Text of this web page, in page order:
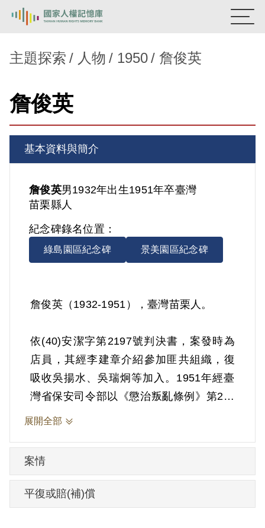
新生訓導處
主題探索
背景知識
關於我們
主題探索 人物 1950 詹俊英
詹俊英
基本資料與簡介
詹俊英男1932年出生1951年卒臺灣
苗栗縣人
紀念碑錄名位置：
綠島園區紀念碑 景美園區紀念碑
詹俊英（1932-1951），臺灣苗栗人。
依(40)安潔字第2197號判決書，案發時為
店員，其經李建章介紹參加匪共組織，復
吸收吳揚水、吳瑞炯等加入。1951年經臺
灣省保安司令部以《懲治叛亂條例》第2條
第1項「共同以非法之方法，變更國體、顛
1951年3月5日執行死刑。
其家屬於1999年5月向補償基金會提出申
展開全部
案情
平復或賠(補)償